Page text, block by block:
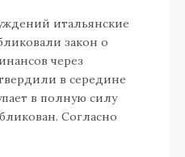
итальянские
закон о
через
в середине
в полную силу
Согласно